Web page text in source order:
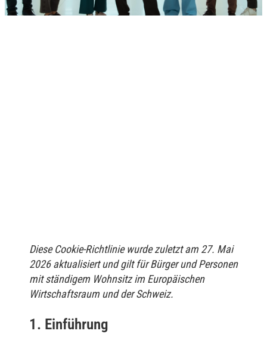
Diese Cookie-Richtlinie wurde zuletzt am 27. Mai
2026 aktualisiert und gilt für Bürger und Personen
mit ständigem Wohnsitz im Europäischen
Wirtschaftsraum und der Schweiz.
1. Einführung